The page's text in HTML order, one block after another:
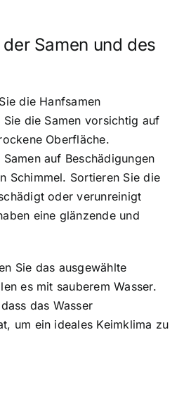
Samen und des
die Hanfsamen
die Samen vorsichtig auf
Oberfläche.
auf Beschädigungen
Schimmel. Sortieren Sie die
oder verunreinigt
eine glänzende und
Sie das ausgewählte
es mit sauberem Wasser.
das Wasser
um ein ideales Keimklima zu